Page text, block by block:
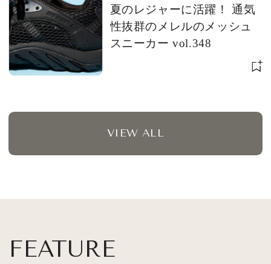
夏のレジャーに活躍！ 通気
性抜群のメレルのメッシュ
スニーカー vol.348
VIEW ALL
FEATURE